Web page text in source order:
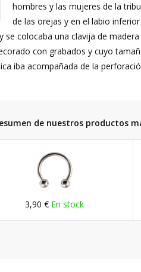
hombres y las mujeres de la
de las orejas y en el labio
colocaba una clavija de
con grabados y cuyo
iba acompañada de la
de nuestros productos
3,90 € En stock